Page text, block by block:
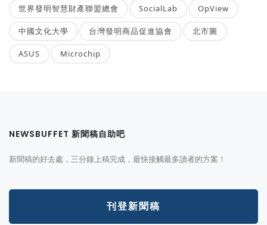
世界發明智慧財產聯盟總會 SocialLab OpView
中國文化大學 台灣發明商品促進協會 北市圖
ASUS Microchip
NEWSBUFFET 新聞稿自助吧
新聞稿的好去處，三分鐘上稿完成，最快接觸最多讀者的方案！
刊登新聞稿